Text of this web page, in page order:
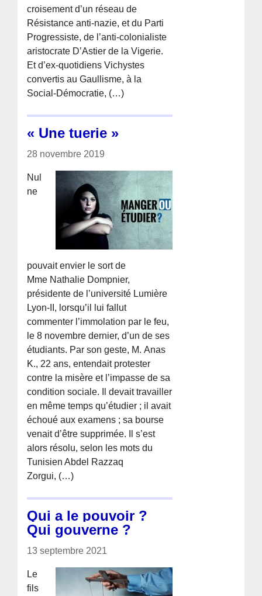
croisement d’un réseau de
Résistance anti-nazie, et du Parti
Progressiste, de l’anti-colonialiste
aristocrate D’Astier de la Vigerie.
Et d’ex-quotidiens Vichystes
convertis au Gaullisme, à la
Social-Démocratie, (…)
« Une tuerie »
28 novembre 2019
Nul
ne
pouvait envier le sort de
Mme Nathalie Dompnier,
présidente de l’université Lumière
Lyon-II, lorsqu’il lui fallut
commenter l’immolation par le feu,
le 8 novembre dernier, d’un de ses
étudiants. Par son geste, M. Anas
K., 22 ans, entendait protester
contre la misère et l’impasse de sa
condition sociale. Il devait travailler
en même temps qu’étudier ; il avait
échoué aux examens ; sa bourse
venait d’être supprimée. Il s’est
alors résolu, selon les mots du
Tunisien Abdel Razzaq
Zorgui, (…)
Qui a le pouvoir ?
Qui gouverne ?
13 septembre 2021
Le
fils